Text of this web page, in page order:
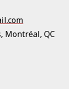
Montréal, QC